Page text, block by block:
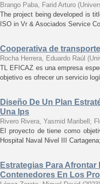
Brango Paba, Farid Arturo (
The project being developed is
ISO in Vr & Asociados Service
Cooperativa de
Rocha Herrera, Eduardo Raúl (
TL EFICAZ es una empresa
objetivo es ofrecer un servicio
Diseño De Un Plan
Una Ips
Rivero Rivera, Yasmid Maribell ;
El proyecto de tiene como
Hospital Naval Nivel III
Estrategias Para
Contenedores En Los